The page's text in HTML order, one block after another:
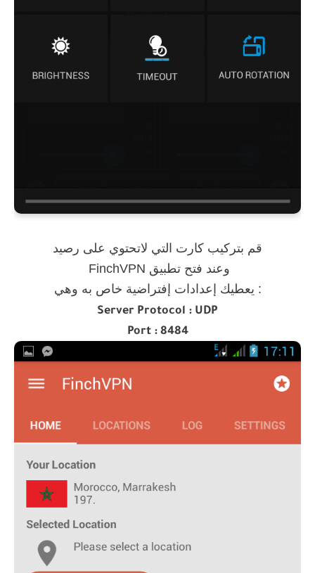
قم بتركيب كارت التي لاتحتوي على رصيد
FinchVPN
وعند فتح تطبيق
يعطيك إعدادات إفتراضية خاص به وهي :
Server Protocol : UDP
Port : 8484